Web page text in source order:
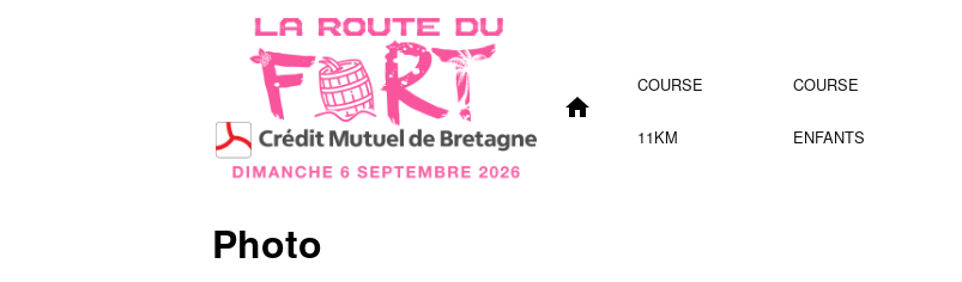
COURSE
11KM
COURSE
ENFANTS
Photo